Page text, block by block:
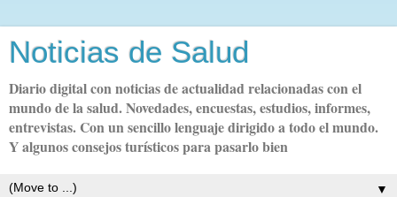
Noticias de Salud
Diario digital con noticias de actualidad relacionadas con el
mundo de la salud. Novedades, encuestas, estudios, informes,
entrevistas. Con un sencillo lenguaje dirigido a todo el mundo.
Y algunos consejos turísticos para pasarlo bien
▼